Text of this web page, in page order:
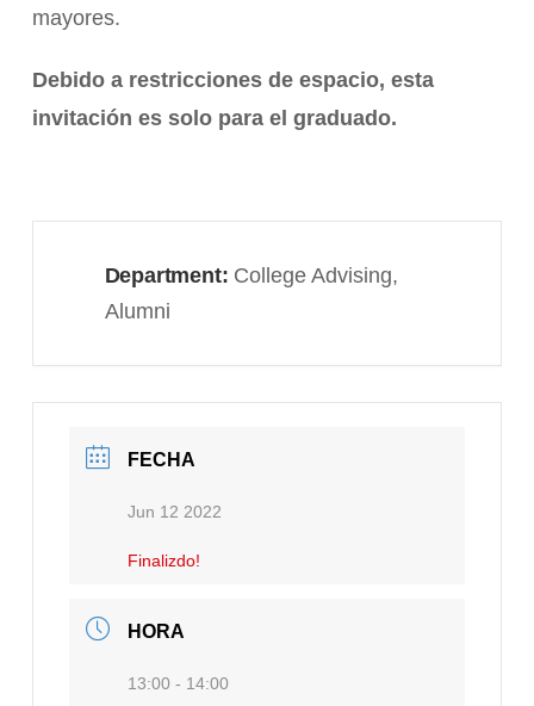
mayores.
Debido a restricciones de espacio, esta
invitación es solo para el graduado.
Department: College Advising,
Alumni
FECHA
Jun 12 2022
Finalizdo!
HORA
13:00 - 14:00